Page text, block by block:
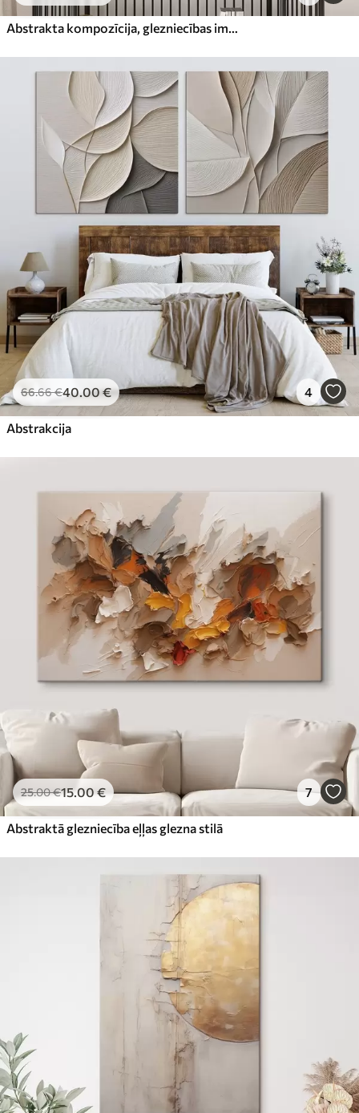
Abstrakta kompozīcija, glezniecības imitācija
66.66€40.00€ 4
Abstrakcija
25.00€15.00€ 7
Abstraktā glezniecība eļļas glezna stilā